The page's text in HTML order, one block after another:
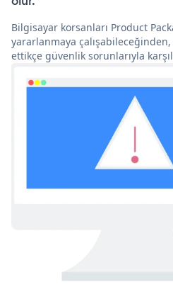
Bilgisayar korsanları Product
yararlanmaya
ettikçe güvenlik sorunlarıyla